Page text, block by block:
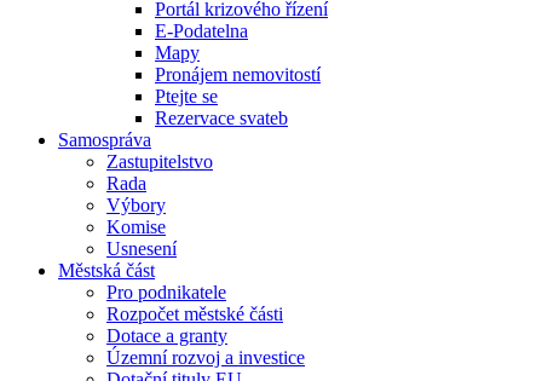
Portál krizového řízení
E-Podatelna
Mapy
Pronájem nemovitostí
Ptejte se
Rezervace svateb
Samospráva
Zastupitelstvo
Rada
Výbory
Komise
Usnesení
Městská část
Pro podnikatele
Rozpočet městské části
Dotace a granty
Územní rozvoj a investice